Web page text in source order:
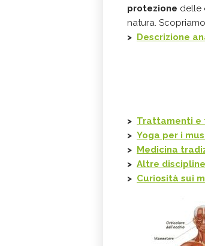
protezione delle
natura.
> Descrizione
> Trattamenti e
> Yoga per i
> Medicina
> Altre
> Curiosità sui